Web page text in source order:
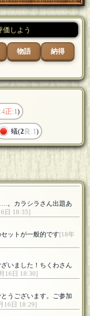
価しよう
物語 納得
正:1)
蟻(2良:1)
。カラシラさん出題あ
日 18:35]
ットが一般的です [18年
いました！ちくわさん
16日 18:30]
うございます。ご参加
16日 18:29]